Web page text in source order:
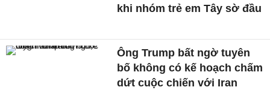
khi nhóm trẻ em Tây sờ đầu
Ông Trump bất ngờ tuyên
bố không có kế hoạch chấm
dứt cuộc chiến với Iran